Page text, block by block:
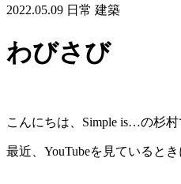
2022.05.09 日常 建築
わびさび
こんにちは、Simple is…の杉村
最近、YouTubeを見ているとき